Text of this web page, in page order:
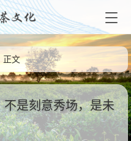
正文
是刻意秀场，是未